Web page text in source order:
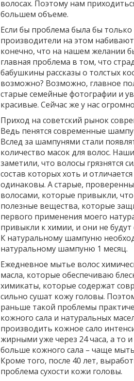
волосах. Поэтому нам
большем объеме.
Если бы проблема была бы
производители на этом
конечно, что на нашем желании
главная проблема в том, что
бабушкины рассказы о толстых
возможно? Возможно, главное
старые семейные фотографии и
красивые. Сейчас же у нас
Приход на советский рынок
Ведь пенятся современные
Вслед за шампунями стали
количество масок для волос.
заметили, что волосы грязнятся
состав которых хоть и
одинаковы. А старые,
волосами, которые привыкли,
полезные вещества, которые
первого применения моего
привыкли к химии, и они не
К натуральному шампуню
натуральному шампуню 1 месяц.
Ежедневное мытье волос
масла, которые обеспечиваю
химикаты, которые содержат
сильно сушат кожу головы.
раньше такой проблемы
кожного сала и натуральных
производить кожное сало
жирными уже через 24 часа, а то
больше кожного сала – чаще
Кроме того, после 40 лет,
проблема сухости кожи головы.